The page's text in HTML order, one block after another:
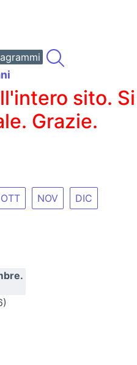
sito.
Grazie.
OTT NOV DIC